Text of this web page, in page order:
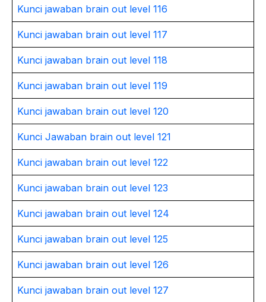
Kunci jawaban brain out level 116
Kunci jawaban brain out level 117
Kunci jawaban brain out level 118
Kunci jawaban brain out level 119
Kunci jawaban brain out level 120
Kunci Jawaban brain out level 121
Kunci jawaban brain out level 122
Kunci jawaban brain out level 123
Kunci jawaban brain out level 124
Kunci jawaban brain out level 125
Kunci jawaban brain out level 126
Kunci jawaban brain out level 127